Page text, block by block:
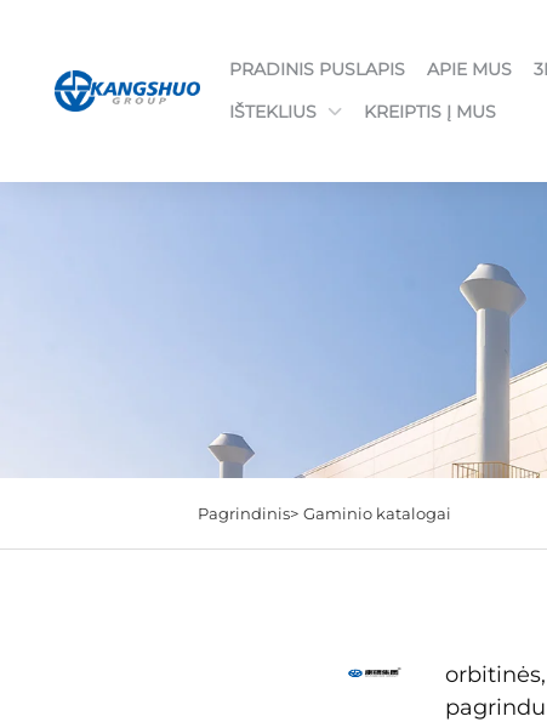
PRADINIS PUSLAPIS APIE MUS
IŠTEKLIUS
KREIPTIS Į MUS
Pagrindinis> Gaminio katalogai